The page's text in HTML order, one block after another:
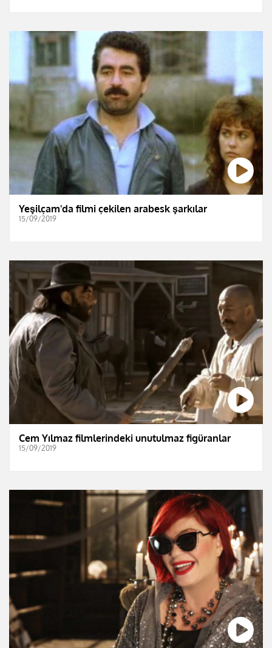
Yeşilçam'da filmi çekilen arabesk şarkılar
15/09/2019
Cem Yılmaz filmlerindeki unutulmaz figüranlar
15/09/2019